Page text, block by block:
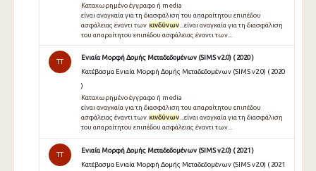
Καταχωρημένο έγγραφο ή media
είναι αναγκαία για τη διασφάλιση του απαραίτητου επιπέδου
ασφάλειας έναντι των κινδύνων ...είναι αναγκαία για τη διασφάλιση
του απαραίτητου επιπέδου ασφάλειας έναντι των...
TT
Ενιαία Μορφή Δομής Μεταδεδομένων (SIMS v2.0) ( 2020 )
Κατέβασμα Ενιαία Μορφή Δομής Μεταδεδομένων (SIMS v2.0) ( 2020
)
Καταχωρημένο έγγραφο ή media
είναι αναγκαία για τη διασφάλιση του απαραίτητου επιπέδου
ασφάλειας έναντι των κινδύνων...είναι αναγκαία για τη διασφάλιση
του απαραίτητου επιπέδου ασφάλειας έναντι των...
TT
Ενιαία Μορφή Δομής Μεταδεδομένων (SIMS v2.0) ( 2021 )
Κατέβασμα Ενιαία Μορφή Δομής Μεταδεδομένων (SIMS v2.0) ( 2021